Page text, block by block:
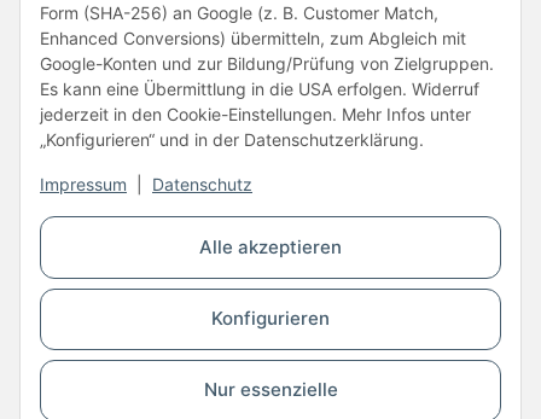
Alle akzeptieren
Konfigurieren
Nur essenzielle
Form (SHA-256) an Google (z. B. Customer Match,
Enhanced Conversions) übermitteln, zum Abgleich mit
Google-Konten und zur Bildung/Prüfung von Zielgruppen.
Es kann eine Übermittlung in die USA erfolgen. Widerruf
jederzeit in den Cookie-Einstellungen. Mehr Infos unter
„Konfigurieren“ und in der Datenschutzerklärung.
Impressum Datenschutz
Unsere Partner
Vertrag widerrufen
* Alle Preise inkl. gesetzlicher USt., zzgl.Versand
© Copyright © 2026 www.kartons24.de
BB-Verpackungen GmbH
- Brendelweg 167, 27755 Delmenhorst - Telefon:
+49 (0)4221 42165 30